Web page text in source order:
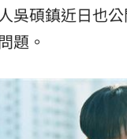
判死 引發社會震
20:31
15:27
上直播 18:00
吳碩鎮近日也
題。